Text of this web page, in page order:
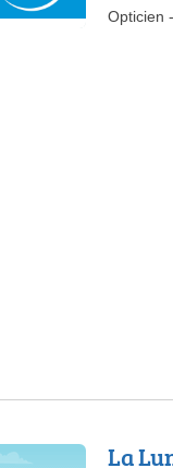
Opticien -
La